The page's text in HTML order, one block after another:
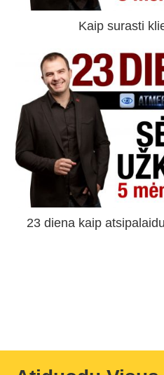
Kaip surasti
23 diena kaip